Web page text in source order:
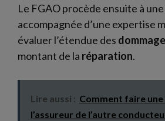
Le FGAO procède ensuite à
accompagnée d’une expertise
évaluer l’étendue des
montant de la réparation.
Lire aussi : Comment faire
l’assureur de l’autre